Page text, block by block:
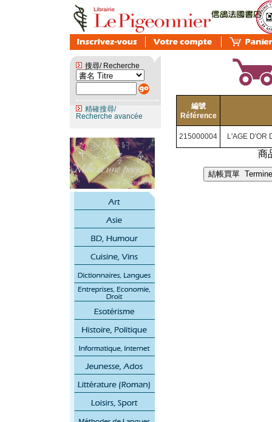
搜尋/ Recherche
精確搜尋/
Recherche avancée
編號
Référence
215000004 L'AGE D'OR
商